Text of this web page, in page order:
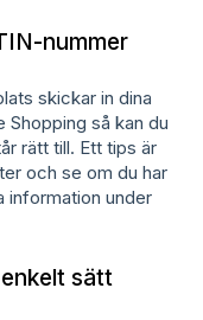
nummer
skickar in dina
så kan du
rätt till. Ett tips är
och se om du har
information under
sätt